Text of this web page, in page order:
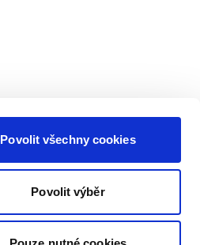
Povolit všechny cookies
Povolit výběr